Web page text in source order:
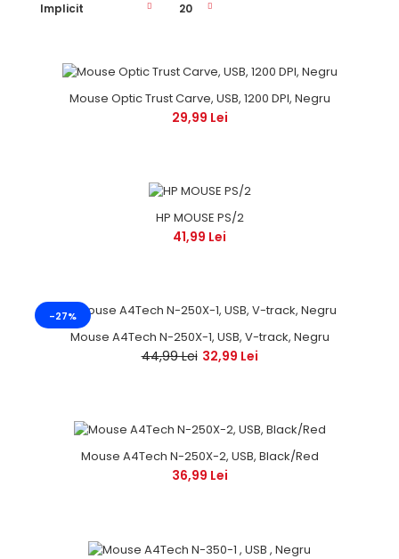
Mouse Optic Trust Carve, USB, 1200 DPI, Negru
29,99 Lei
HP MOUSE PS/2
41,99 Lei
-27%
Mouse A4Tech N-250X-1, USB, V-track, Negru
44,99 Lei 32,99 Lei
Mouse A4Tech N-250X-2, USB, Black/Red
36,99 Lei